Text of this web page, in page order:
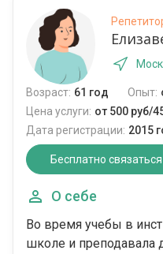
Возраст: 61 год Опыт:
Цена услуги: от 500 руб/
Дата регистрации: 2015
Бесплатно
О себе
Во время учебы в
школе и преподавала